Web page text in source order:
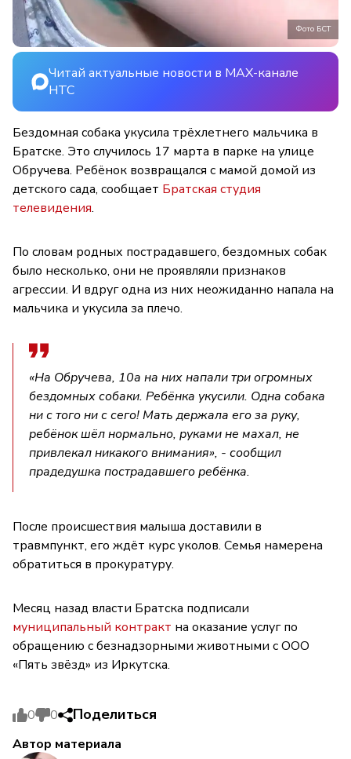
Фото БСТ
Читай актуальные новости в MAX-канале
НТС
Бездомная собака укусила трёхлетнего мальчика в
Братске. Это случилось 17 марта в парке на улице
Обручева. Ребёнок возвращался с мамой домой из
детского сада, сообщает Братская студия
телевидения.
По словам родных пострадавшего, бездомных собак
было несколько, они не проявляли признаков
агрессии. И вдруг одна из них неожиданно напала на
мальчика и укусила за плечо.
«На Обручева, 10а на них напали три огромных
бездомных собаки. Ребёнка укусили. Одна собака
ни с того ни с сего! Мать держала его за руку,
ребёнок шёл нормально, руками не махал, не
привлекал никакого внимания», - сообщил
прадедушка пострадавшего ребёнка.
После происшествия малыша доставили в
травмпункт, его ждёт курс уколов. Семья намерена
обратиться в прокуратуру.
Месяц назад власти Братска подписали
муниципальный контракт на оказание услуг по
обращению с безнадзорными животными с ООО
«Пять звёзд» из Иркутска.
0 0 Поделиться
Автор материала